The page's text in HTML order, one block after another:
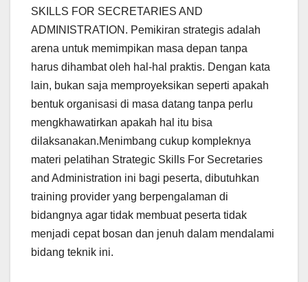
SKILLS FOR SECRETARIES AND
ADMINISTRATION. Pemikiran strategis adalah
arena untuk memimpikan masa depan tanpa
harus dihambat oleh hal-hal praktis. Dengan kata
lain, bukan saja memproyeksikan seperti apakah
bentuk organisasi di masa datang tanpa perlu
mengkhawatirkan apakah hal itu bisa
dilaksanakan.Menimbang cukup kompleknya
materi pelatihan Strategic Skills For Secretaries
and Administration ini bagi peserta, dibutuhkan
training provider yang berpengalaman di
bidangnya agar tidak membuat peserta tidak
menjadi cepat bosan dan jenuh dalam mendalami
bidang teknik ini.